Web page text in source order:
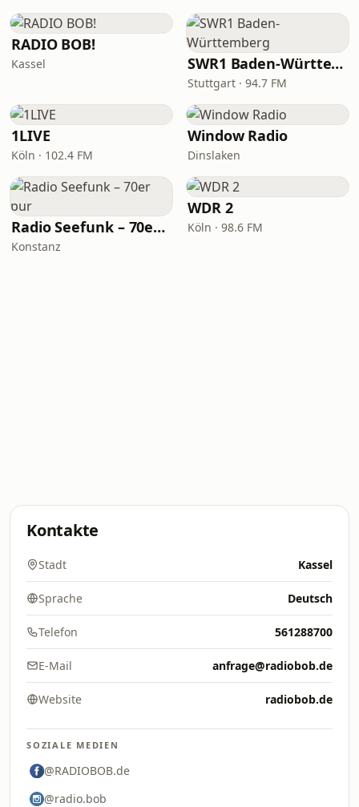
RADIO BOB!
Kassel SWR1 Baden-Württemberg
Stuttgart · 94.7 FM
1LIVE
Köln · 102.4 FM
Window Radio
Dinslaken
Radio Seefunk – 70er pur
Konstanz
WDR 2
Köln · 98.6 FM
Kontakte
Stadt Kassel
Sprache Deutsch
Telefon 561288700
E-Mail anfrage@radiobob.de
Website radiobob.de
SOZIALE MEDIEN
@RADIOBOB.de
@radio.bob